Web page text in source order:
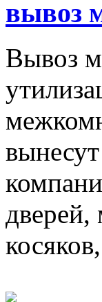
вывоз
Вывоз
дверей,